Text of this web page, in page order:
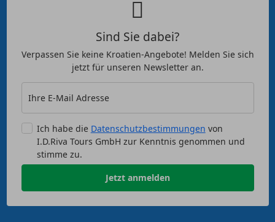
Sind Sie dabei?
Verpassen Sie keine Kroatien-Angebote! Melden Sie sich
jetzt für unseren Newsletter an.
Ihre E-Mail Adresse
Ich habe die Datenschutzbestimmungen von
I.D.Riva Tours GmbH zur Kenntnis genommen und
stimme zu.
Jetzt anmelden